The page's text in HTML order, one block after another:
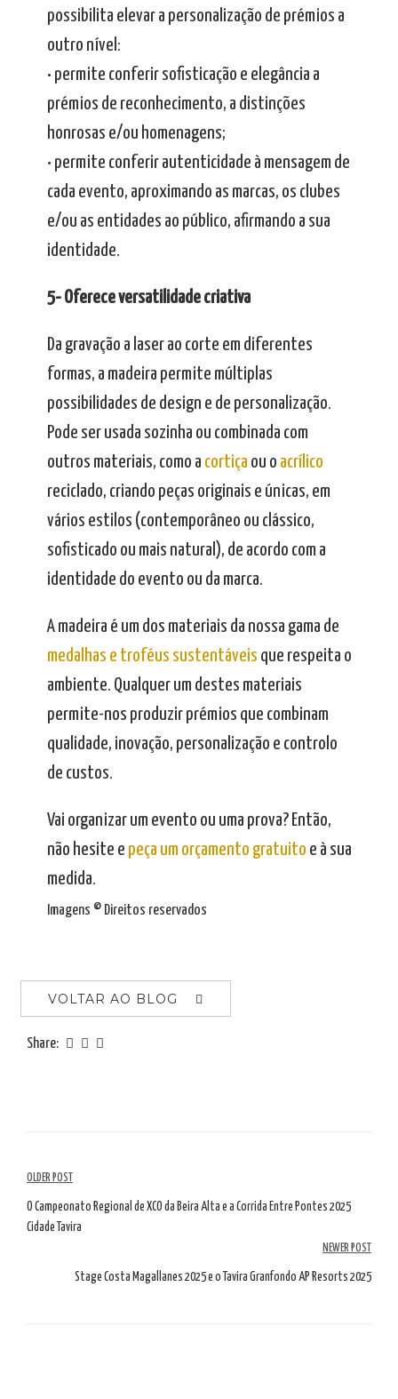
possibilita elevar a personalização de prémios a
outro nível:
• permite conferir sofisticação e elegância a
prémios de reconhecimento, a distinções
honrosas e/ou homenagens;
• permite conferir autenticidade à mensagem de
cada evento, aproximando as marcas, os clubes
e/ou as entidades ao público, afirmando a sua
identidade.
5- Oferece versatilidade criativa
Da gravação a laser ao corte em diferentes
formas, a madeira permite múltiplas
possibilidades de design e de personalização.
Pode ser usada sozinha ou combinada com
outros materiais, como a cortiça ou o acrílico
reciclado, criando peças originais e únicas, em
vários estilos (contemporâneo ou clássico,
sofisticado ou mais natural), de acordo com a
identidade do evento ou da marca.
A madeira é um dos materiais da nossa gama de
medalhas e troféus sustentáveis que respeita o
ambiente. Qualquer um destes materiais
permite-nos produzir prémios que combinam
qualidade, inovação, personalização e controlo
de custos.
Vai organizar um evento ou uma prova? Então,
não hesite e peça um orçamento gratuito e à sua
medida.
Imagens © Direitos reservados
VOLTAR AO BLOG
Share:
Navegação
de
OLDER POST
O Campeonato Regional de XCO da Beira Alta e a Corrida Entre Pontes 2025
Cidade Tavira
NEWER POST
Stage Costa Magallanes 2025 e o Tavira Granfondo AP Resorts 2025